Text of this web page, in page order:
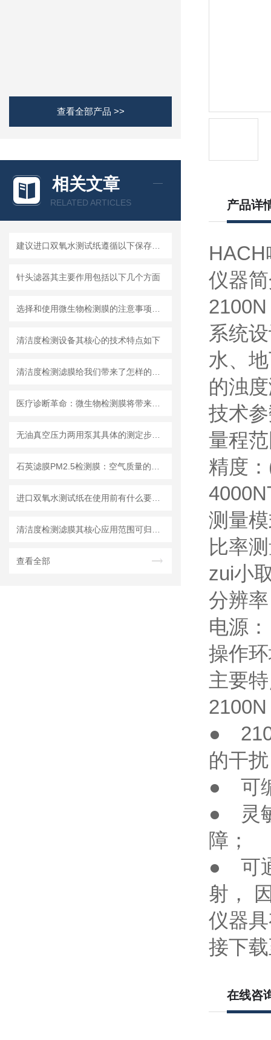
查看全部产品 >>
相关文章
RELATED ARTICLES
针头滤器其主要作用包括以下几个方面
清洁度检测设备其核心的技术特点如下
查看全部
产品详
仪器
系统
水、
的浊
技术
量程
精度
测量
比率
zui小
分辨
电源
操作
主要
●
的干
● 可
● 灵
障；
● 可
射，
仪器
接下
在线咨